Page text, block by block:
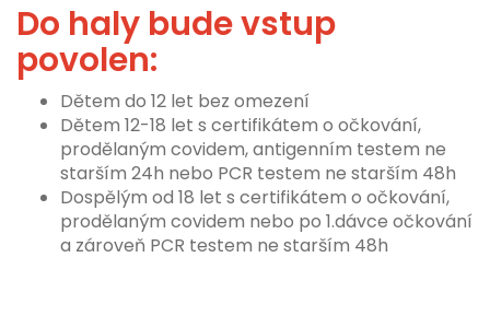
Do haly bude vstup
povolen:
Dětem do 12 let bez omezení
Dětem 12-18 let s certifikátem o očkování,
prodělaným covidem, antigenním testem ne
starším 24h nebo PCR testem ne starším 48h
Dospělým od 18 let s certifikátem o očkování,
prodělaným covidem nebo po 1.dávce očkování
a zároveň PCR testem ne starším 48h